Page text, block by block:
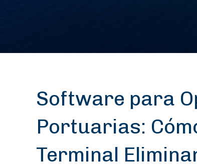
Software para
Portuarias:
Terminal